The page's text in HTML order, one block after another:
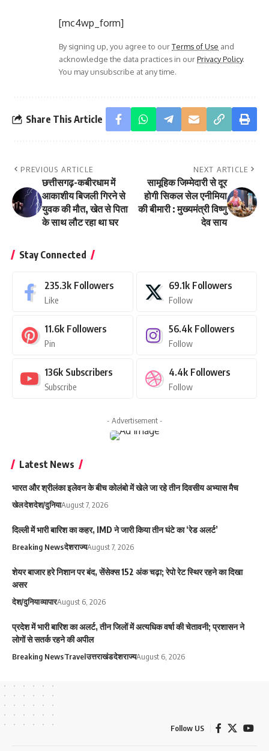
[mc4wp_form]
By signing up, you agree to ourTerms of Use and
acknowledge the data practices in ourPrivacy Policy.
You may unsubscribe at any time.
Share This Article
PREVIOUS ARTICLE
छत्तीसगढ़-कबीरधाम में
आकाशीय बिजली गिरने से
युवक की मौत, खेत से पिता
के साथ लौट रहा था घर
NEXT ARTICLE
सामूहिक जिम्मेदारी से दूर
होगी सिकल सेल एनीमिया
की बीमारी : मुख्यमंत्री विष्णु
देव साय
Stay Connected
235.3k Followers
Like
69.1k Followers
Follow
11.6k Followers
Pin
56.4k Followers
Follow
136k Subscribers
Subscribe
4.4k Followers
Follow
- Advertisement -
Latest News
भारत और श्रीलंका इलेवन के बीच कोलंबो में खेले जा रहे तीन दिवसीय अभ्यास मैच
खेलदेशदेश/दुनियाAugust 7, 2026
दिल्ली में भारी बारिश का कहर, IMD ने जारी किया तीन घंटे का ‘रेड अलर्ट’
Breaking Newsदेशराज्यAugust 7, 2026
शेयर बाजार हरे निशान पर बंद, सेंसेक्स 152 अंक चढ़ा; रेपो रेट स्थिर रहने का दिखा
असर
देश/दुनियाव्यापारAugust 6, 2026
प्रदेश में भारी बारिश का अलर्ट, तीन जिलों में अत्यधिक वर्षा की चेतावनी; प्रशासन ने
लोगों से सतर्क रहने की अपील
Breaking NewsTravelउत्तराखंडदेशराज्यAugust 6, 2026
Follow US